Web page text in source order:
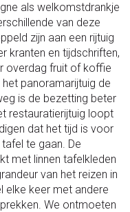
als welkomstdrankje
van deze
zijn aan een rijtuig
kranten en tijdschriften,
overdag fruit of koffie
panoramarijtuig de
is de bezetting beter
restauratierijtuig loopt
dat het tijd is voor
te gaan. De
met linnen tafelkleden
van het reizen in
elke keer met andere
We ontmoeten